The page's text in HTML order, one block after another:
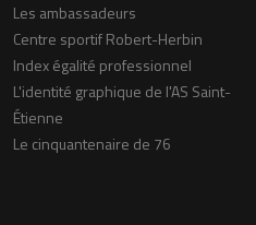
Les ambassadeurs
Centre sportif Robert-Herbin
Index égalité professionnel
L'identité graphique de l'AS Saint-
Étienne
Le cinquantenaire de 76